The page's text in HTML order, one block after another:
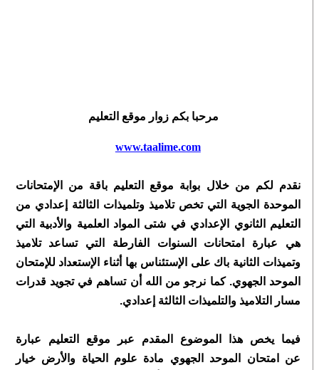
مرحبا بكم زوار موقع التعليم
www.taalime.com
نقدم لكم من خلال بوابة موقع التعليم باقة من الإمتحانات
الموحدة الجوية التي تخص تلاميذ وتلميذات الثالثة إعدادي من
التعليم الثانوي الإعدادي في شتى المواد العلمية والأدبية التي
هي عبارة امتحانات السنوات الفارطة التي تساعد تلاميذ
وتميذات الثانية باك على الإستئناس بها أثناء الإستعداد للإمتحان
الموحد الجهوي. كما نرجو من الله أن تساهم في تجويد قدرات
مسار التلاميذ والتلميذات الثالثة إعدادي.
فيما يخص هذا الموضوع المقدم عبر موقع التعليم عبارة
عن
امتحان الموحد الجهوي مادة علوم الحياة والأرض خيار